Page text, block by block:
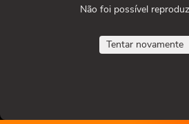
Não foi possível
Tentar novamente